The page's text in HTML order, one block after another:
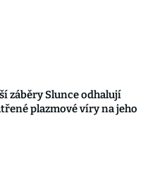
záběry Slunce odhalují
plazmové víry na jeho